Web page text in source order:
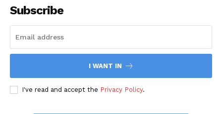
Subscribe
I WANT IN
I've read and accept the Privacy Policy.